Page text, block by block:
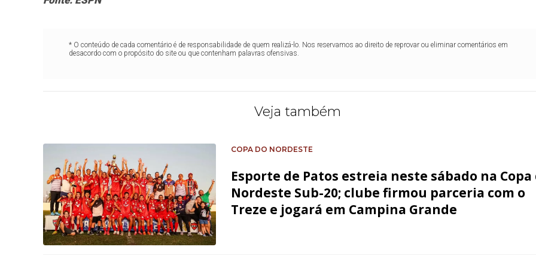
* O conteúdo de cada comentário é de responsabilidade de quem realizá-lo. Nos reservamos ao direito de reprovar ou eliminar comentários em
desacordo com o propósito do site ou que contenham palavras ofensivas.
Veja também
COPA DO NORDESTE
Esporte de Patos estreia neste sábado na Copa
Nordeste Sub-20; clube firmou parceria com o
Treze e jogará em Campina Grande